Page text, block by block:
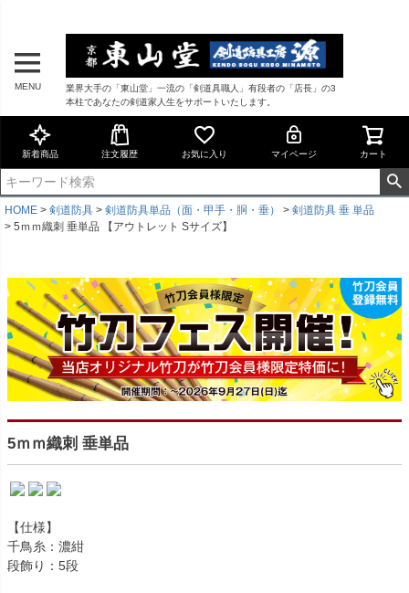
MENU
業界大手の「東山堂」一流の「剣道具職人」有段者の「店長」の3
本柱であなたの剣道家人生をサポートいたします。
新着商品 注文履歴 お気に入り マイページ カート
HOME 剣道防具 剣道防具単品（面・甲手・胴・垂）
剣道防具 垂 単品
5ｍｍ織刺 垂単品 【アウトレット Sサイズ】
5ｍｍ織刺 垂単品
【仕様】
千鳥糸：濃紺
段飾り：5段